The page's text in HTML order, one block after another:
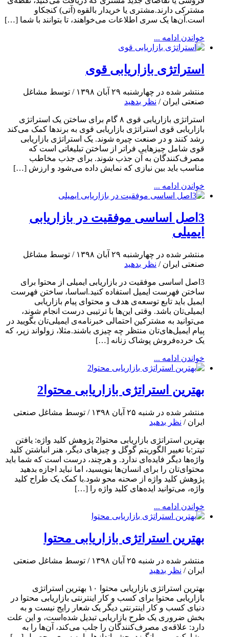
مشترکی دارند.مشتری یا خریدار بالقوه (آتی) کنجکاو
است.آن‌ها یک سری اطلاعات می‌خواهند، تا بتوانند با شما […]
خواندن ادامه ...
استراتژی بازاریابی قوی
منتشر شده در چهارشنبه ۲۹ آبان ۱۳۹۸ / توسط مشاغل
صنعتی ایران / نظر بدهید
استراتژی بازاریابی قوی ۸ گام برای ساختن یک استراتژی
بازاریابی قوی استراتژی بازاریابی قوی به برندها کمک می‌کند
رشد کنند و در صنعت چیره شوند. یک استراتژی بازاریابی
قوی شامل چیزهایی فراتر از ساختن تبلیغاتی است که
مصرف‌کنندگان به آن جذب شوند. برای جذب مخاطب
مناسب باید بین نیازی که نمایش داده می‌شود و ارزش […]
خواندن ادامه ...
3اصل اساسی موفقیت در بازاریابی
ایمیلی
منتشر شده در چهارشنبه ۲۹ آبان ۱۳۹۸ / توسط مشاغل
صنعتی ایران / نظر بدهید
3اصل اساسی موفقیت در بازاریابی ایمیلی از محتوا برای
ساختن فهرست ایمیل استفاده کنید.اساسا، ساختن فهرست
ایمیل باید تابع توسعه‌ی هدف و محتوای پیام بازاریابی
ایمیلی‌تان باشد. وقتی این‌ها با ترتیبی درست انجام شوند،
می‌توانید به مشترکین احتمالی خبرنامه‌ی ایمیلی‌تان بگویید در
پیام ایمیل‌های‌تان منتظر چه چیزی باشند.مثلا، زولو‌اند زپر، که
یک خرده‌فروش پوشاک زنانه […]
خواندن ادامه ...
بهترین استراتژی بازاریابی محتوا2
منتشر شده در شنبه ۲۵ آبان ۱۳۹۸ / توسط مشاغل صنعتی
ایران / نظر بدهید
بهترین استراتژی بازاریابی محتوا2 پژوهش کلید واژه: یافتن
تیتر:با تغییر الگوریتم گوگل و چیزهای دیگر، هنر انباشتن کلید
واژه‌ها دیگر فایده‌ای ندارد. و هرچند‌، درست است که شما باید
محتوای‌تان را برای انسان‌ها بنویسید، اما نباید اجازه بدهید
پژوهش کلید واژه از صحنه محو شود.با کمک یک طراح کلید
واژه، می‌توانید ایده‌های کلید واژه را […]
خواندن ادامه ...
بهترین استراتژی بازاریابی محتوا
منتشر شده در شنبه ۲۵ آبان ۱۳۹۸ / توسط مشاغل صنعتی
ایران / نظر بدهید
بهترین استراتژی بازاریابی محتوا ۱۰ بهترین استراتژی
بازاریابی محتوا برای کسب و کار اینترنتی بازاریابی محتوا در
دنیای کسب و کار اینترنتی دیگر یک شعار رایج نیست و به
بخش ضروری یک طرح بازاریابی تبدیل شده‌است، و این علت
دارد: علاقه‌ی مصرف‌کنندگان را جلب می‌کند، آن‌ها را به